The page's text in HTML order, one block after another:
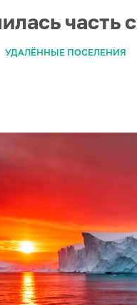
часть
УДАЛЁННЫЕ ПОСЕЛЕНИЯ